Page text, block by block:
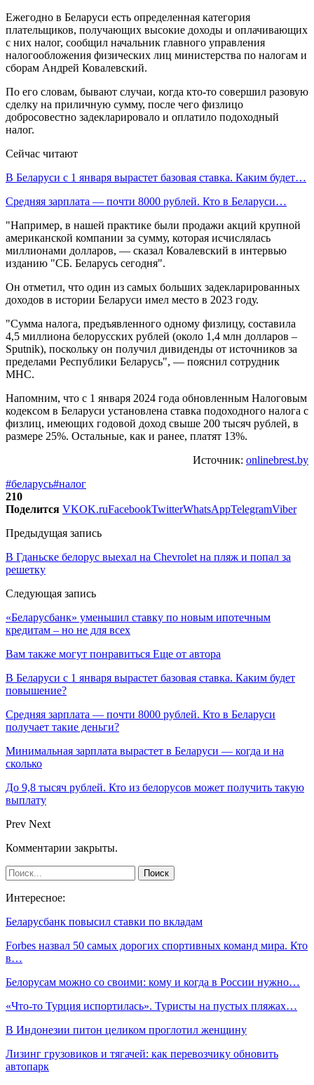
Ежегодно в Беларуси есть определенная категория
плательщиков, получающих высокие доходы и оплачивающих
с них налог, сообщил начальник главного управления
налогообложения физических лиц министерства по налогам и
сборам Андрей Ковалевский.
По его словам, бывают случаи, когда кто-то совершил разовую
сделку на приличную сумму, после чего физлицо
добросовестно задекларировало и оплатило подоходный
налог.
Сейчас читают
В Беларуси с 1 января вырастет базовая ставка. Каким будет…
Средняя зарплата — почти 8000 рублей. Кто в Беларуси…
"Например, в нашей практике были продажи акций крупной
американской компании за сумму, которая исчислялась
миллионами долларов, — сказал Ковалевский в интервью
изданию "СБ. Беларусь сегодня".
Он отметил, что один из самых больших задекларированных
доходов в истории Беларуси имел место в 2023 году.
"Сумма налога, предъявленного одному физлицу, составила
4,5 миллиона белорусских рублей (около 1,4 млн долларов –
Sputnik), поскольку он получил дивиденды от источников за
пределами Республики Беларусь", — пояснил сотрудник
МНС.
Напомним, что с 1 января 2024 года обновленным Налоговым
кодексом в Беларуси установлена ставка подоходного налога с
физлиц, имеющих годовой доход свыше 200 тысяч рублей, в
размере 25%. Остальные, как и ранее, платят 13%.
Источник: onlinebrest.by
#беларусь#налог
210
Поделится VKOK.ruFacebookTwitterWhatsAppTelegramViber
Предыдущая запись
В Гданьске белорус выехал на Chevrolet на пляж и попал за
решетку
Следующая запись
«Беларусбанк» уменьшил ставку по новым ипотечным
кредитам – но не для всех
Вам также могут понравиться Еще от автора
В Беларуси с 1 января вырастет базовая ставка. Каким будет
повышение?
Средняя зарплата — почти 8000 рублей. Кто в Беларуси
получает такие деньги?
Минимальная зарплата вырастет в Беларуси — когда и на
сколько
До 9,8 тысяч рублей. Кто из белорусов может получить такую
выплату
Prev Next
Комментарии закрыты.
Интересное:
Беларусбанк повысил ставки по вкладам
Forbes назвал 50 самых дорогих спортивных команд мира. Кто
в…
Белорусам можно со своими: кому и когда в России нужно…
«Что-то Турция испортилась». Туристы на пустых пляжах…
В Индонезии питон целиком проглотил женщину
Лизинг грузовиков и тягачей: как перевозчику обновить
автопарк